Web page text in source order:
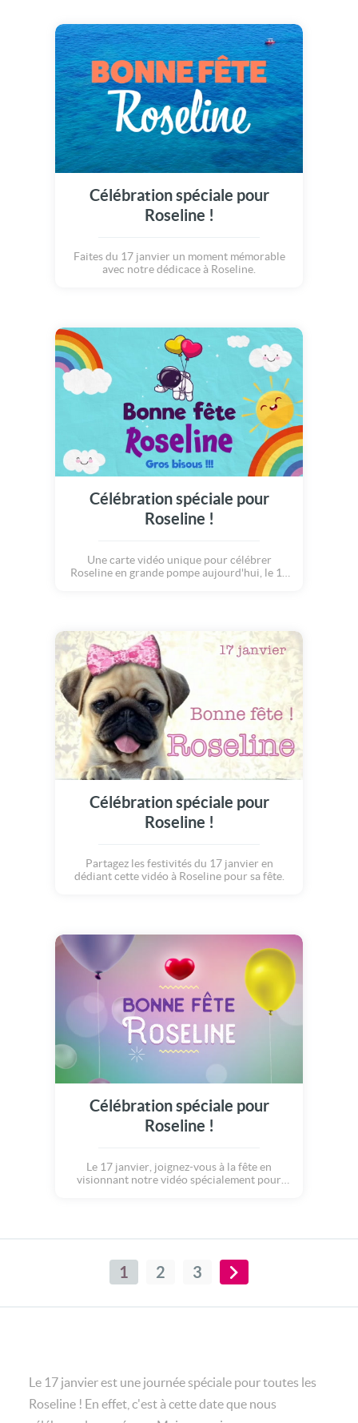
Célébration spéciale pour
Roseline !
Faites du 17 janvier un moment mémorable
avec notre dédicace à Roseline.
Célébration spéciale pour
Roseline !
Une carte vidéo unique pour célébrer
Roseline en grande pompe aujourd'hui, le 17
Célébration spéciale pour
Roseline !
Partagez les festivités du 17 janvier en
dédiant cette vidéo à Roseline pour sa fête.
Célébration spéciale pour
Roseline !
Le 17 janvier, joignez-vous à la fête en
visionnant notre vidéo spécialement pour
1 2 3
Le 17 janvier est une journée spéciale pour toutes les
Roseline ! En effet, c'est à cette date que nous